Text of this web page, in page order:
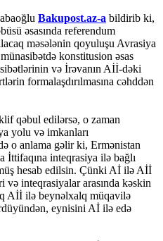
Bakupost.az-a bildirib ki,
əsasında referendum
məsələnin qoyuluşu Avrasiya
konstitusion əsas
və İrəvanın Aİİ-dəki
formalaşdırılmasına cəhddən
qəbul edilərsə, o zaman
yolu və imkanları
o anlama gəlir ki, Ermənistan
inteqrasiya ilə bağlı
hesab edilsin. Çünki Aİ ilə Aİİ
və inteqrasiyalar arasında kəskin
Aİİ ilə beynəlxalq müqavilə
eynisini Aİ ilə edə